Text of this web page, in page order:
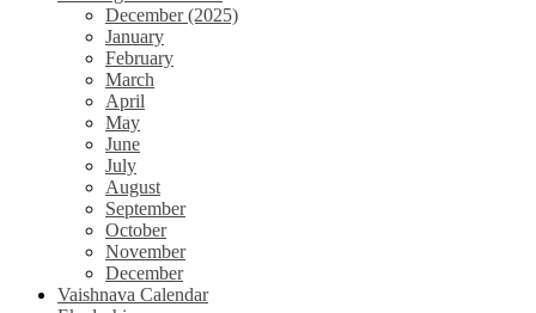
December (2025)
January
February
March
April
May
June
July
August
September
October
November
December
Vaishnava Calendar